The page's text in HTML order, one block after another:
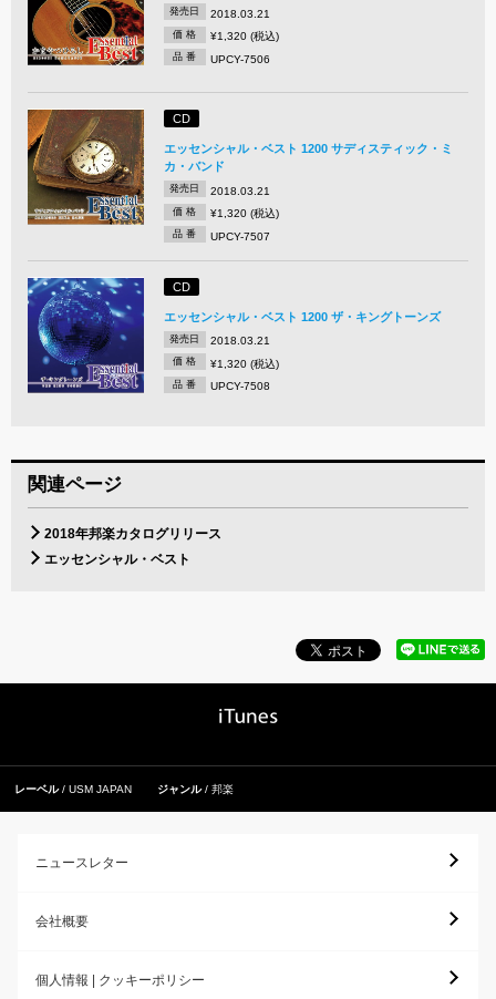
発売日 2018.03.21
価 格 ¥1,320 (税込)
品 番 UPCY-7506
CD
エッセンシャル・ベスト 1200 サディスティック・ミ
カ・バンド
発売日 2018.03.21
価 格 ¥1,320 (税込)
品 番 UPCY-7507
CD
エッセンシャル・ベスト 1200 ザ・キングトーンズ
発売日 2018.03.21
価 格 ¥1,320 (税込)
品 番 UPCY-7508
関連ページ
2018年邦楽カタログリリース
エッセンシャル・ベスト
レーベル USM JAPAN ジャンル 邦楽
ニュースレター
会社概要
個人情報 | クッキーポリシー